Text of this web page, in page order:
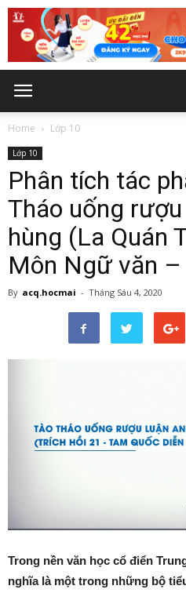
Home Lớp 10
Lớp 10
Phân tích tác
Tháo uống
hùng (La Quán
Môn Ngữ văn
By acq.hocmai - Tháng Sáu 4, 2020
Trong nền văn học cổ điển
nghĩa là một trong những bộ